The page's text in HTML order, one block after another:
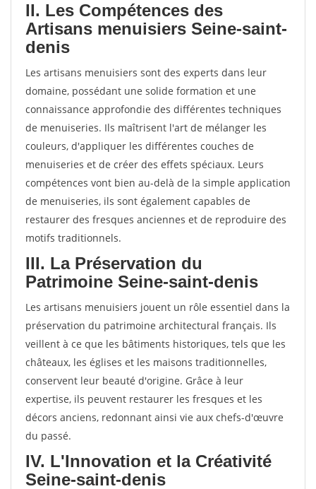
II. Les Compétences des
Artisans menuisiers Seine-saint-
denis
Les artisans menuisiers sont des experts dans leur
domaine, possédant une solide formation et une
connaissance approfondie des différentes techniques
de menuiseries. Ils maîtrisent l'art de mélanger les
couleurs, d'appliquer les différentes couches de
menuiseries et de créer des effets spéciaux. Leurs
compétences vont bien au-delà de la simple application
de menuiseries, ils sont également capables de
restaurer des fresques anciennes et de reproduire des
motifs traditionnels.
III. La Préservation du
Patrimoine Seine-saint-denis
Les artisans menuisiers jouent un rôle essentiel dans la
préservation du patrimoine architectural français. Ils
veillent à ce que les bâtiments historiques, tels que les
châteaux, les églises et les maisons traditionnelles,
conservent leur beauté d'origine. Grâce à leur
expertise, ils peuvent restaurer les fresques et les
décors anciens, redonnant ainsi vie aux chefs-d'œuvre
du passé.
IV. L'Innovation et la Créativité
Seine-saint-denis